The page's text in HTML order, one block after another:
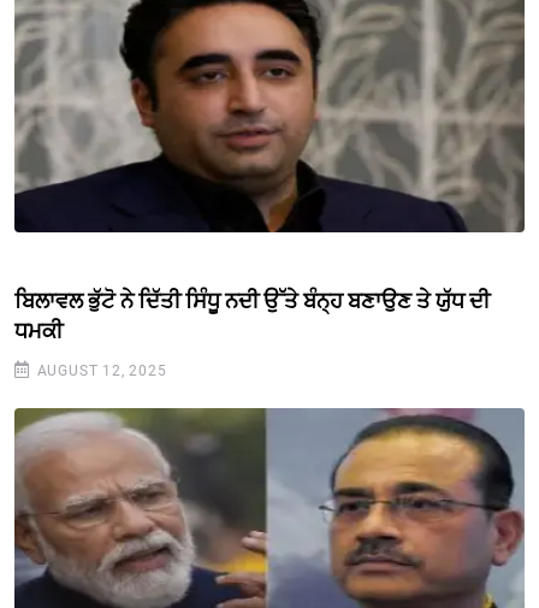
ਬਿਲਾਵਲ ਭੁੱਟੋ ਨੇ ਦਿੱਤੀ ਸਿੰਧੂ ਨਦੀ ਉੱਤੇ ਬੰਨ੍ਹ ਬਣਾਉਣ ਤੇ ਯੁੱਧ ਦੀ
ਧਮਕੀ
AUGUST 12, 2025